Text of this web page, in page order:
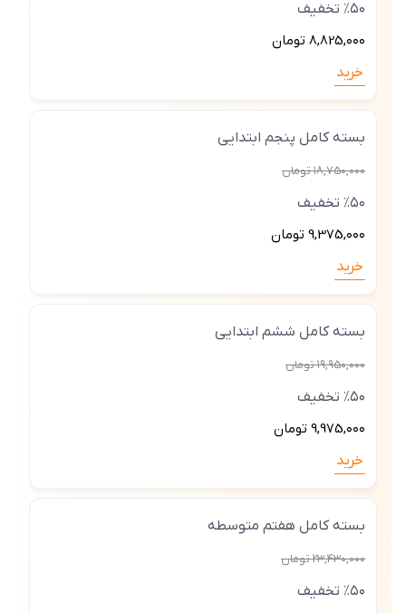
٪۵۰ تخفیف
8,825,۰۰۰ تومان
خرید
بسته کامل پنجم ابتدایی
۱8,75۰,۰۰۰ تومان
٪۵۰ تخفیف
9,375,۰۰۰ تومان
خرید
بسته کامل ششم ابتدایی
۱9,۹5۰,۰۰۰ تومان
٪۵۰ تخفیف
9,975,۰۰۰ تومان
خرید
بسته کامل هفتم متوسطه
23,43۰,۰۰۰ تومان
٪۵۰ تخفیف